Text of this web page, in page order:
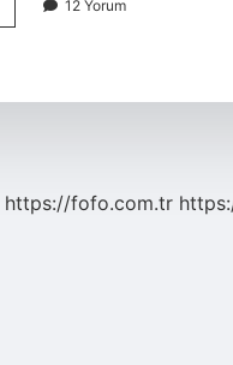
12 Yorum
https://fofo.com.tr